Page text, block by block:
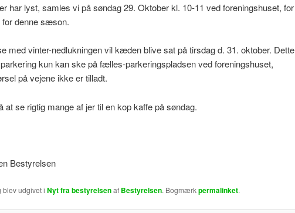
har lyst, samles vi på søndag 29. Oktober kl. 10-11 ved foreningshuset, for
for denne sæson.
med vinter-nedlukningen vil kæden blive sat på tirsdag d. 31. oktober. Dette
kun kan ske på fælles-parkeringspladsen ved foreningshuset,
på vejene ikke er tilladt.
at se rigtig mange af jer til en kop kaffe på søndag.
Bestyrelsen
udgivet i Nyt fra bestyrelsenaf Bestyrelsen. Bogmærkpermalinket.